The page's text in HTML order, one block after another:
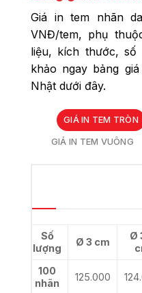
Giá in tem nhãn
VNĐ/tem, phụ
liệu, kích thước, số
khảo ngay bảng
Nhật dưới đây.
GIÁ IN TEM TRÒN
GIÁ IN TEM VUÔNG
Số
lượng
Ø 3 cm
Ø
100
nhãn
125.000